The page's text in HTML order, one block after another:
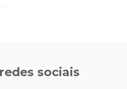
sociais